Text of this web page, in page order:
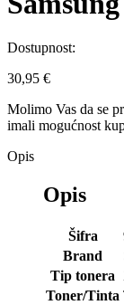
Dostupnost:
30,95 €
Molimo Vas da se
imali mogućnost
Opis
Opis
Šifra
Brand
Tip tonera
Toner/Tinta